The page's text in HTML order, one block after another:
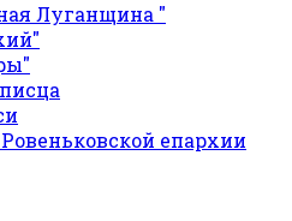
Луганщина "
епархии